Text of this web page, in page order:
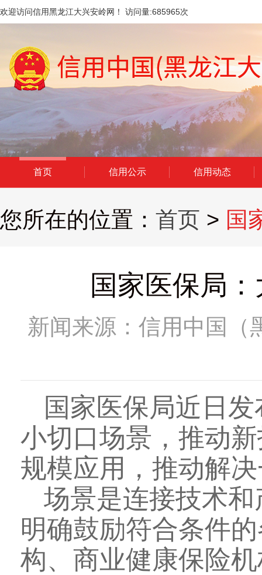
欢迎访问信用黑龙江大兴安岭网！ 访问量:685965次
首页 信用公示 信用动态
您所在的位置： 首页 > 国
国家医保局
新闻来源：信用中国（
国家医保局近日
小切口场景，推动
规模应用，推动解
场景是连接技术
明确鼓励符合条件
构、商业健康保险